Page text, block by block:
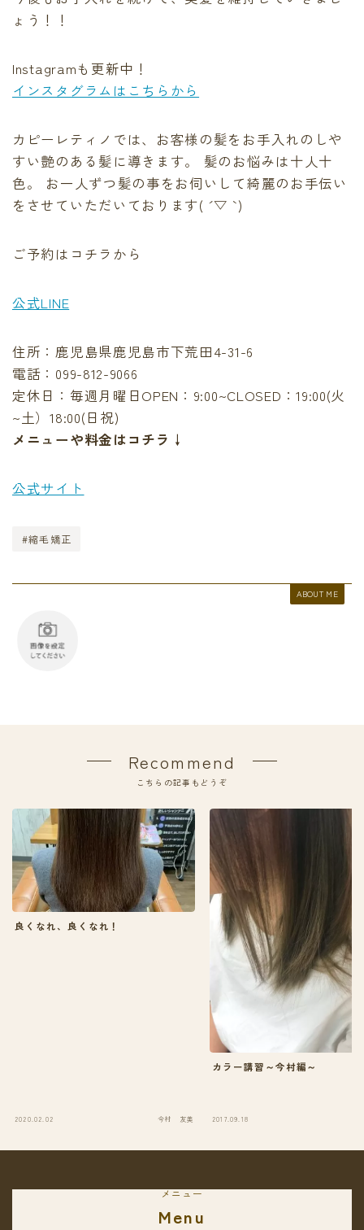
ょう！！
Instagramも更新中！
インスタグラムはこちらから
カピーレティノでは、お客様の髪をお手入れのしや
すい艶のある髪に導きます。 髪のお悩みは十人十
色。 お一人ずつ髪の事をお伺いして綺麗のお手伝い
をさせていただいております( ´ ▽ ` )
ご予約はコチラから
公式LINE
住所：鹿児島県鹿児島市下荒田4-31-6
電話：099-812-9066
定休日：毎週月曜日OPEN：9:00~CLOSED：19:00(火
~土）18:00(日祝)
メニューや料金はコチラ↓
公式サイト
#縮毛矯正
ABOUT ME
Recommend
こちらの記事もどうぞ
良くなれ、良くなれ！
2020.02.02 今村 友美
カラー講習～今村編～
2017.09.18
メニュー
Menu